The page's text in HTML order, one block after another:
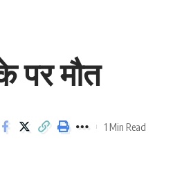
पर मौत
1 Min Read